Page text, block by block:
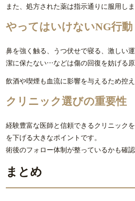
また、処方された薬は指示通りに服用しま
やってはいけないNG行動
鼻を強く触る、うつ伏せで寝る、激しい
潔に保たない…などは傷の回復を妨げる原
飲酒や喫煙も血流に影響を与えるため控え
クリニック選びの重要性
経験豊富な医師と信頼できるクリニック
を下げる大きなポイントです。
術後のフォロー体制が整っているかも確認
まとめ